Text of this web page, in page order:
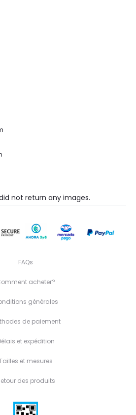
not return any images.
FAQs
acheter?
générales
de paiement
et expédition
et mesures
des produits